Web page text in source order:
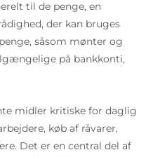
til de penge, en
der kan bruges
såsom mønter og
på bankkonti,
midler kritiske for daglig
køb af råvarer,
Det er en central del af